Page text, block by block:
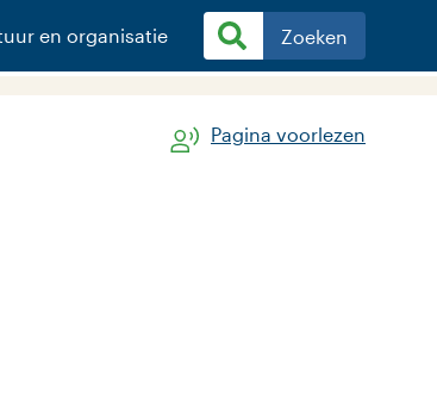
en organisatie Zoeken
Pagina voorlezen